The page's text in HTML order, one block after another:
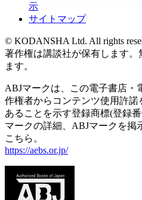
示
サイトマップ
© KODANSHA Ltd. All rights
著作権は講談社が保有します
ます。
ABJマークは、この電子書店・
作権者からコンテンツ使用許
あることを示す登録商標(登録
マークの詳細、ABJマークを掲
こちら。
https://aebs.or.jp/